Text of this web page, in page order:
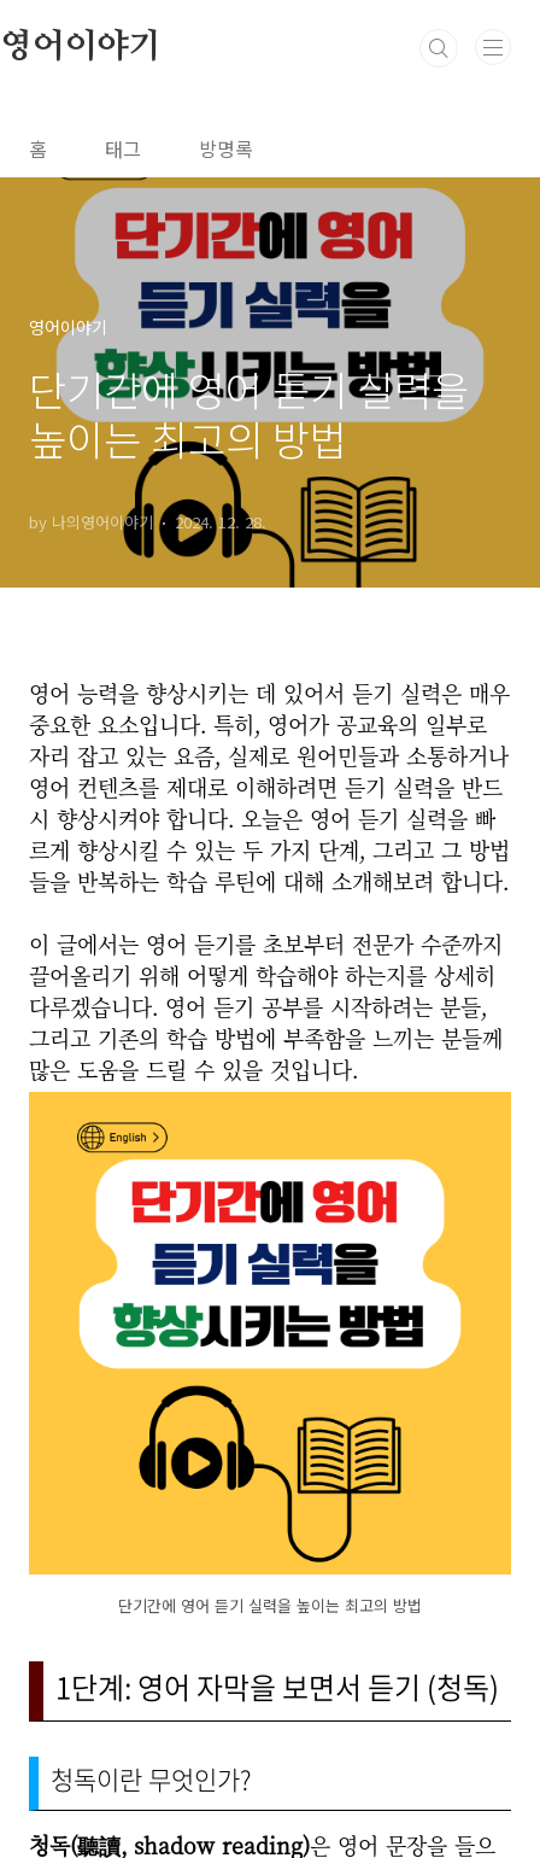
영어이야기
홈 태그 방명록
영어이야기
단기간에 영어 듣기 실력을
높이는 최고의 방법
by 나의영어이야기 2024. 12. 28.
영어 능력을 향상시키는 데 있어서 듣기 실력은 매우
중요한 요소입니다. 특히, 영어가 공교육의 일부로
자리 잡고 있는 요즘, 실제로 원어민들과 소통하거나
영어 컨텐츠를 제대로 이해하려면 듣기 실력을 반드
시 향상시켜야 합니다. 오늘은 영어 듣기 실력을 빠
르게 향상시킬 수 있는 두 가지 단계, 그리고 그 방법
들을 반복하는 학습 루틴에 대해 소개해보려 합니다.
이 글에서는 영어 듣기를 초보부터 전문가 수준까지
끌어올리기 위해 어떻게 학습해야 하는지를 상세히
다루겠습니다. 영어 듣기 공부를 시작하려는 분들,
그리고 기존의 학습 방법에 부족함을 느끼는 분들께
많은 도움을 드릴 수 있을 것입니다.
단기간에 영어 듣기 실력을 높이는 최고의 방법
1단계: 영어 자막을 보면서 듣기 (청독)
청독이란 무엇인가?
청독(聽讀, shadow reading)은 영어 문장을 들으